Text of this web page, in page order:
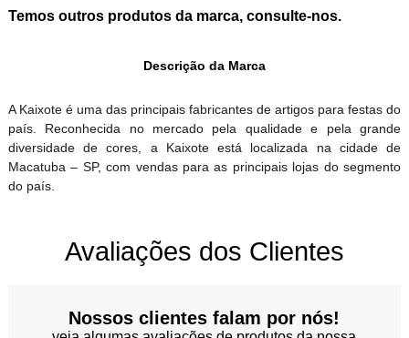
Temos outros produtos da marca, consulte-nos.
Descrição da Marca
A Kaixote é uma das principais fabricantes de artigos para festas do
país. Reconhecida no mercado pela qualidade e pela grande
diversidade de cores, a Kaixote está localizada na cidade de
Macatuba – SP, com vendas para as principais lojas do segmento
do país.
Avaliações dos Clientes
Nossos clientes falam por nós!